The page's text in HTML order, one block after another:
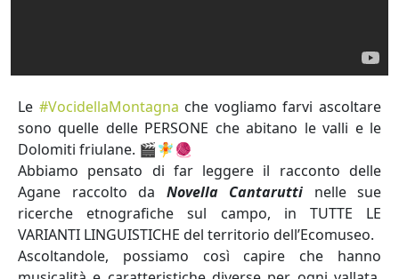
Le #VocidellaMontagna che vogliamo farvi ascoltare
sono quelle delle PERSONE che abitano le valli e le
Dolomiti friulane. 🎬🧚🧶
Abbiamo pensato di far leggere il racconto delle
Agane raccolto da Novella Cantarutti nelle sue
ricerche etnografiche sul campo, in TUTTE LE
VARIANTI LINGUISTICHE del territorio dell’Ecomuseo.
Ascoltandole, possiamo così capire che hanno